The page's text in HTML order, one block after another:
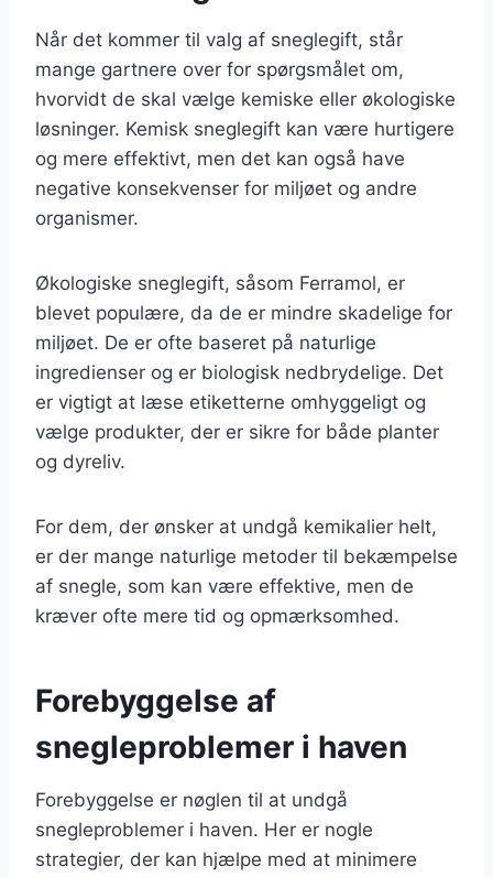
Når det kommer til valg af sneglegift, står
mange gartnere over for spørgsmålet om,
hvorvidt de skal vælge kemiske eller økologiske
løsninger. Kemisk sneglegift kan være hurtigere
og mere effektivt, men det kan også have
negative konsekvenser for miljøet og andre
organismer.
Økologiske sneglegift, såsom Ferramol, er
blevet populære, da de er mindre skadelige for
miljøet. De er ofte baseret på naturlige
ingredienser og er biologisk nedbrydelige. Det
er vigtigt at læse etiketterne omhyggeligt og
vælge produkter, der er sikre for både planter
og dyreliv.
For dem, der ønsker at undgå kemikalier helt,
er der mange naturlige metoder til bekæmpelse
af snegle, som kan være effektive, men de
kræver ofte mere tid og opmærksomhed.
Forebyggelse af
snegleproblemer i haven
Forebyggelse er nøglen til at undgå
snegleproblemer i haven. Her er nogle
strategier, der kan hjælpe med at minimere